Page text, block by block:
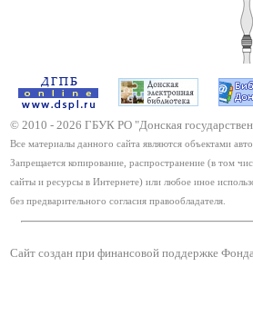
© 2010 - 2026 ГБУК РО "Донская
Все материалы данного сайта являются объектами
Запрещается копирование, распространение (в том
сайты и ресурсы в Интернете) или любое иное
без предварительного согласия правообладателя.
Сайт создан при финансовой поддержке